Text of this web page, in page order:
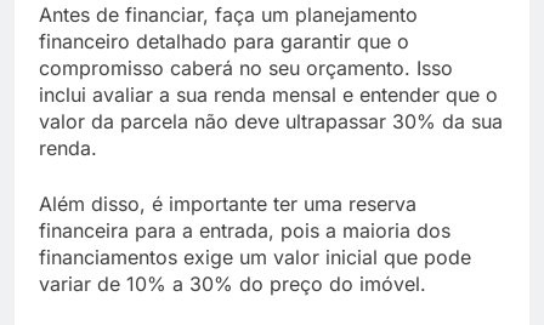
Antes de financiar, faça um planejamento
financeiro detalhado para garantir que o
compromisso caberá no seu orçamento. Isso
inclui avaliar a sua renda mensal e entender que o
valor da parcela não deve ultrapassar 30% da sua
renda.
Além disso, é importante ter uma reserva
financeira para a entrada, pois a maioria dos
financiamentos exige um valor inicial que pode
variar de 10% a 30% do preço do imóvel.